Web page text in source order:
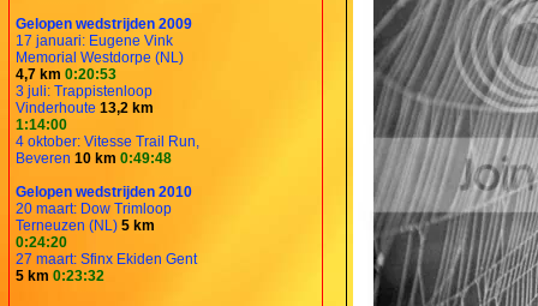
Gelopen wedstrijden 2009
17 januari: Eugene Vink
Memorial Westdorpe (NL)
4,7 km 0:20:53
3 juli: Trappistenloop
Vinderhoute 13,2 km
1:14:00
4 oktober: Vitesse Trail Run,
Beveren 10 km 0:49:48
Gelopen wedstrijden 2010
20 maart: Dow Trimloop
Terneuzen (NL) 5 km
0:24:20
27 maart: Sfinx Ekiden Gent
5 km 0:23:32